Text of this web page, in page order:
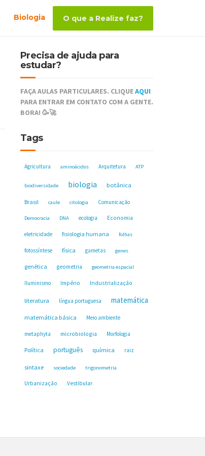
Biologia O que a Realize faz?
Precisa de ajuda para
estudar?
FAÇA AULAS PARTICULARES. CLIQUEAQUI
PARA ENTRAR EM CONTATO COM A GENTE.
BORA! 🥳🚀
Tags
Agricultura aminoácidos Arquitetura ATP
biodiversidade biologia botânica
Brasil caule citologia Comunicação
Democracia DNA ecologia Economia
eletricidade fisiologia humana folhas
fotossíntese física gametas genes
genética geometria geometria espacial
Iluminismo Império Industrialização
literatura língua portuguesa matemática
matemática básica Meio ambiente
metaphyta microbiologia Morfologia
Política português química raiz
sintaxe sociedade trigonometria
Urbanização Vestibular